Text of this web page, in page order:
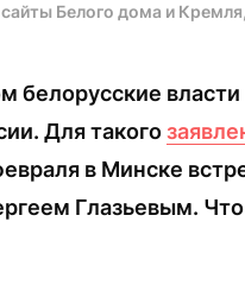
Белого дома и
белорусские
Для такого
в Минске
Глазьевым.